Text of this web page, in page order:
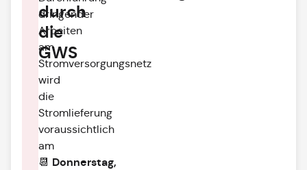
durch
die
GWS
dringender
Arbeiten
am
Stromversorgungsnetz
wird
die
Stromlieferung
voraussichtlich
am
📆 Donnerstag,